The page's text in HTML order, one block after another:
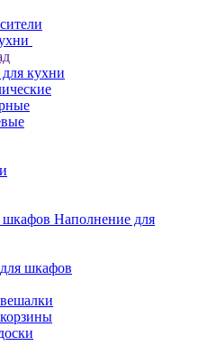
кухни
Наполнение для
шкафов